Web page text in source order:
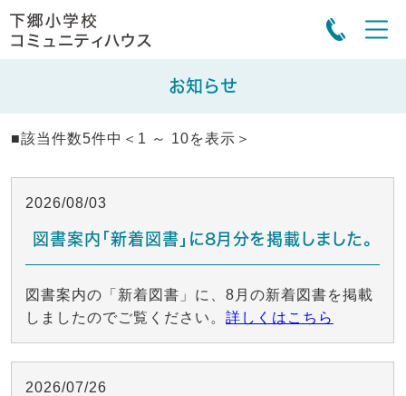
お知らせ
■該当件数5件中＜1 ～ 10を表示＞
2026/08/03
図書案内「新着図書」に8月分を掲載しました。
図書案内の「新着図書」に、8月の新着図書を掲載
しましたのでご覧ください。 詳しくはこちら
2026/07/26